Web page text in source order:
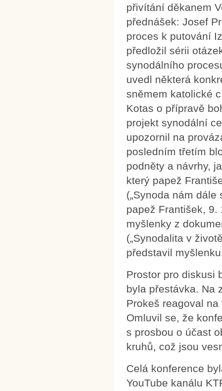
přivítání děkanem
přednášek: Josef
proces k putování
předložil sérii
synodálního
uvedl některá
sněmem katolické
Kotas o přípravě
projekt synodální
upozornil na
posledním třetím
podněty a návrhy,
který papež
(„Synoda nám
papež František, 9.
myšlenky z
(„Synodalita v
představil
Prostor pro diskusi
byla přestávka. Na
Prokeš reagoval
Omluvil se, že
s prosbou o účast
kruhů, což jsou
Celá konference
YouTube kanálu